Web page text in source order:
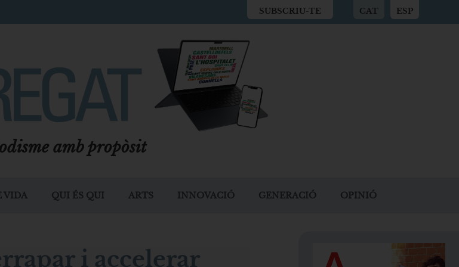
SUBSCRIU-TE CAT ESP
amb propòsit
VIDA QUI ÉS QUI ARTS INNOVACIÓ GENERACIÓ OPINIÓ
i accelerar